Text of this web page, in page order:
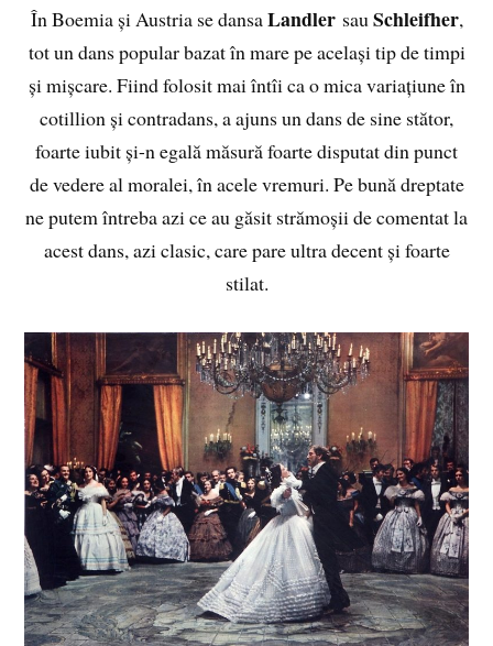
În Boemia și Austria se dansaLandler sau Schleifher,
tot un dans popular bazat în mare pe același tip de timpi
și mișcare. Fiind folosit mai întîi ca o mica variațiune în
cotillion și contradans, a ajuns un dans de sine stător,
foarte iubit și-n egală măsură foarte disputat din punct
de vedere al moralei, în acele vremuri. Pe bună dreptate
ne putem întreba azi ce au găsit strămoșii de comentat la
acest dans, azi clasic, care pare ultra decent și foarte
stilat.